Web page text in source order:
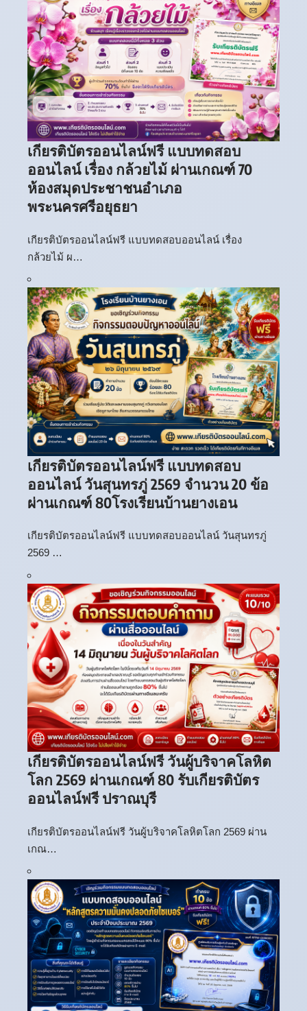
เกียรติบัตรออนไลน์ฟรี แบบทดสอบ
ออนไลน์ เรื่อง กล้วยไม้ ผ่านเกณฑ์ 70
ห้องสมุดประชาชนอำเภอ
พระนครศรีอยุธยา
เกียรติบัตรออนไลน์ฟรี แบบทดสอบออนไลน์ เรื่อง
กล้วยไม้ ผ…
เกียรติบัตรออนไลน์ฟรี แบบทดสอบ
ออนไลน์ วันสุนทรภู่ 2569 จำนวน 20 ข้อ
ผ่านเกณฑ์ 80โรงเรียนบ้านยางเอน
เกียรติบัตรออนไลน์ฟรี แบบทดสอบออนไลน์ วันสุนทรภู่
2569 …
เกียรติบัตรออนไลน์ฟรี วันผู้บริจาคโลหิต
โลก 2569 ผ่านเกณฑ์ 80 รับเกียรติบัตร
ออนไลน์ฟรี ปราณบุรี
เกียรติบัตรออนไลน์ฟรี วันผู้บริจาคโลหิตโลก 2569 ผ่าน
เกณ…